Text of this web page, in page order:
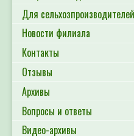
Для сельхозпроизводителей
Новости филиала
Контакты
Отзывы
Архивы
Вопросы и ответы
Видео-архивы